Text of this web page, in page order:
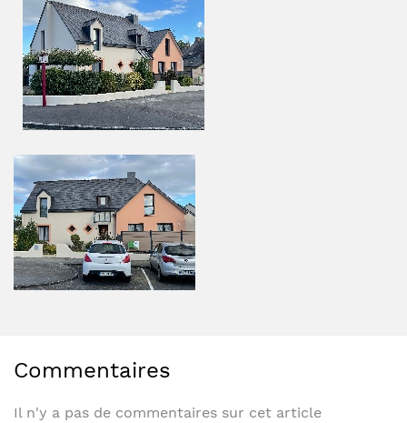
Ravalement de façade de 146
m2 réalisé à Saint Gilles dans
le 35
Commentaires
Il n'y a pas de commentaires sur cet article